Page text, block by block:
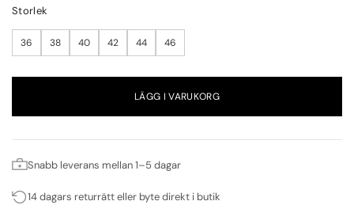
Storlek
36 38 40 42 44 46
LÄGG I VARUKORG
Snabb leverans mellan 1–5 dagar
14 dagars returrätt eller byte direkt i butik